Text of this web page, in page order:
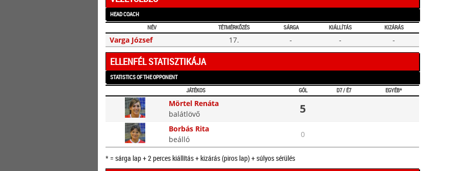
HEAD COACH
NÉV
TÉTMÉRKŐZÉS SÁRGA KIÁLLÍTÁS KIZÁRÁS
Varga József 17. - - -
ELLENFÉL STATISZTIKÁJA
STATISTICS OF THE OPPONENT
JÁTÉKOS
GÓL D7 / É7 EGYÉB*
Mörtel Renáta
balátlövő
5
Borbás Rita
beálló
0
* = sárga lap + 2 perces kiállítás + kizárás (piros lap) + súlyos sérülés